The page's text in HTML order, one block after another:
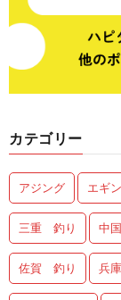
カテゴリー
アジング エギ
三重 釣り 中
佐賀 釣り 兵